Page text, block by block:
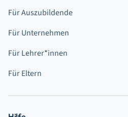
Für Auszubildende
Für Unternehmen
Für Lehrer*innen
Für Eltern